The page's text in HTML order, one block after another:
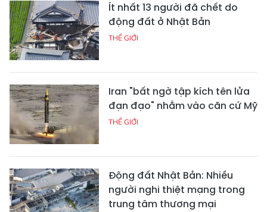
Ít nhất 13 người đã chết do
động đất ở Nhật Bản
THẾ GIỚI
Iran "bất ngờ tập kích tên lửa
đạn đạo" nhằm vào căn cứ Mỹ
THẾ GIỚI
Động đất Nhật Bản: Nhiều
người nghi thiệt mạng trong
trung tâm thương mại